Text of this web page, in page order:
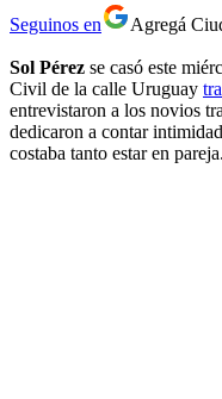
Seguinos en Agregá
Sol Pérez se casó este
Civil de la calle Uruguay
entrevistaron a los novios
dedicaron a contar
costaba tanto estar en pareja.